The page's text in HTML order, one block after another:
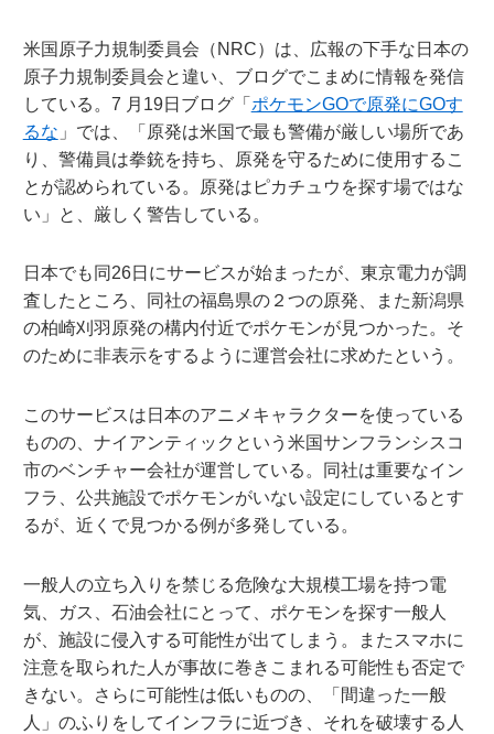
米国原子力規制委員会（NRC）は、広報の下手な日本の
原子力規制委員会と違い、ブログでこまめに情報を発信
している。7 月19日ブログ「 ポケモンGOで原発にGOす
るな 」では、「原発は米国で最も警備が厳しい場所であ
り、警備員は拳銃を持ち、原発を守るために使用するこ
とが認められている。原発はピカチュウを探す場ではな
い」と、厳しく警告している。
日本でも同26日にサービスが始まったが、東京電力が調
査したところ、同社の福島県の２つの原発、また新潟県
の柏崎刈羽原発の構内付近でポケモンが見つかった。そ
のために非表示をするように運営会社に求めたという。
このサービスは日本のアニメキャラクターを使っている
ものの、ナイアンティックという米国サンフランシスコ
市のベンチャー会社が運営している。同社は重要なイン
フラ、公共施設でポケモンがいない設定にしているとす
るが、近くで見つかる例が多発している。
一般人の立ち入りを禁じる危険な大規模工場を持つ電
気、ガス、石油会社にとって、ポケモンを探す一般人
が、施設に侵入する可能性が出てしまう。またスマホに
注意を取られた人が事故に巻きこまれる可能性も否定で
きない。さらに可能性は低いものの、「間違った一般
人」のふりをしてインフラに近づき、それを破壊する人